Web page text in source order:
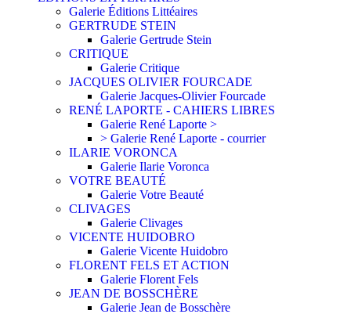
Galerie Éditions Littéaires
GERTRUDE STEIN
Galerie Gertrude Stein
CRITIQUE
Galerie Critique
JACQUES OLIVIER FOURCADE
Galerie Jacques-Olivier Fourcade
RENÉ LAPORTE - CAHIERS LIBRES
Galerie René Laporte >
> Galerie René Laporte - courrier
ILARIE VORONCA
Galerie Ilarie Voronca
VOTRE BEAUTÉ
Galerie Votre Beauté
CLIVAGES
Galerie Clivages
VICENTE HUIDOBRO
Galerie Vicente Huidobro
FLORENT FELS ET ACTION
Galerie Florent Fels
JEAN DE BOSSCHÈRE
Galerie Jean de Bosschère